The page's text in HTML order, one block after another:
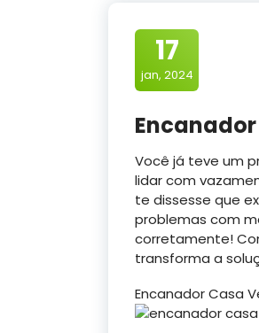
17
jan, 2024
Encanador
Você já teve um
lidar com
te dissesse que
problemas com
corretamente!
transforma a
Encanador Casa